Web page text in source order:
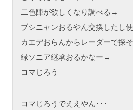
二色陣が欲しくなり調べる→
ブシニャンおるやん交換したし
カエデおらんからレーダーで探
緑ソニア継承おるかなー→
コマじろう
コマじろうでええやん･･･